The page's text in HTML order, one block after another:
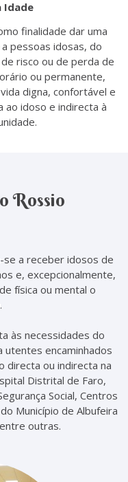
Idade
finalidade dar uma
pessoas idosas, do
risco ou de perda de
ou permanente,
digna, confortável e
ao idoso e indirecta à
Rossio
se a receber idosos de
e, excepcionalmente,
física ou mental o
às necessidades do
utentes encaminhados
directa ou indirecta na
Distrital de Faro,
Social, Centros
Município de Albufeira
outras.